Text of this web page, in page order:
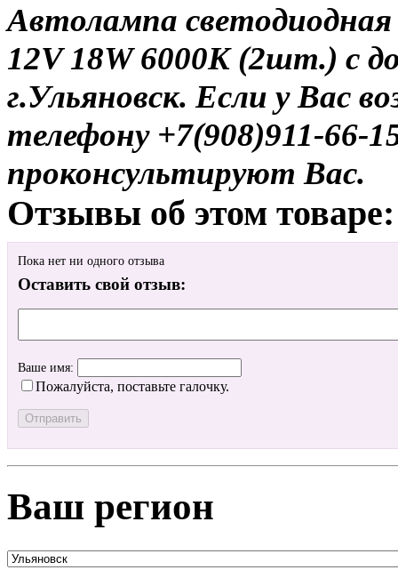
Автолампа
12V 18W 6000K (2шт.) с
г.Ульяновск. Если у Вас
телефону +7(908)911-
проконсультируют Вас.
Отзывы об этом товаре:
Пока нет ни одного отзыва
Оставить свой отзыв:
Ваше имя:
Пожалуйста, поставьте галочку.
Ваш регион